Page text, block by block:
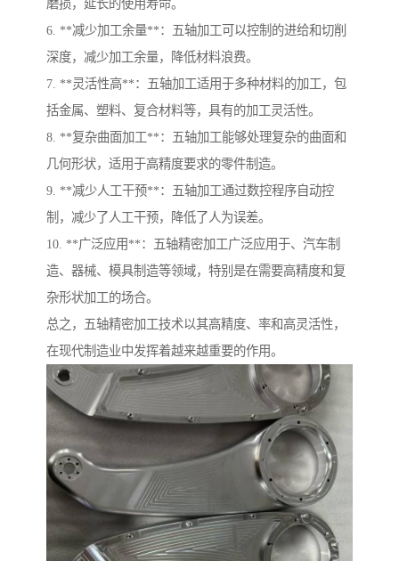
磨损，延长的使用寿命。
6. **减少加工余量**：五轴加工可以控制的进给和切削
深度，减少加工余量，降低材料浪费。
7. **灵活性高**：五轴加工适用于多种材料的加工，包
括金属、塑料、复合材料等，具有的加工灵活性。
8. **复杂曲面加工**：五轴加工能够处理复杂的曲面和
几何形状，适用于高精度要求的零件制造。
9. **减少人工干预**：五轴加工通过数控程序自动控
制，减少了人工干预，降低了人为误差。
10. **广泛应用**：五轴精密加工广泛应用于、汽车制
造、器械、模具制造等领域，特别是在需要高精度和复
杂形状加工的场合。
总之，五轴精密加工技术以其高精度、率和高灵活性，
在现代制造业中发挥着越来越重要的作用。